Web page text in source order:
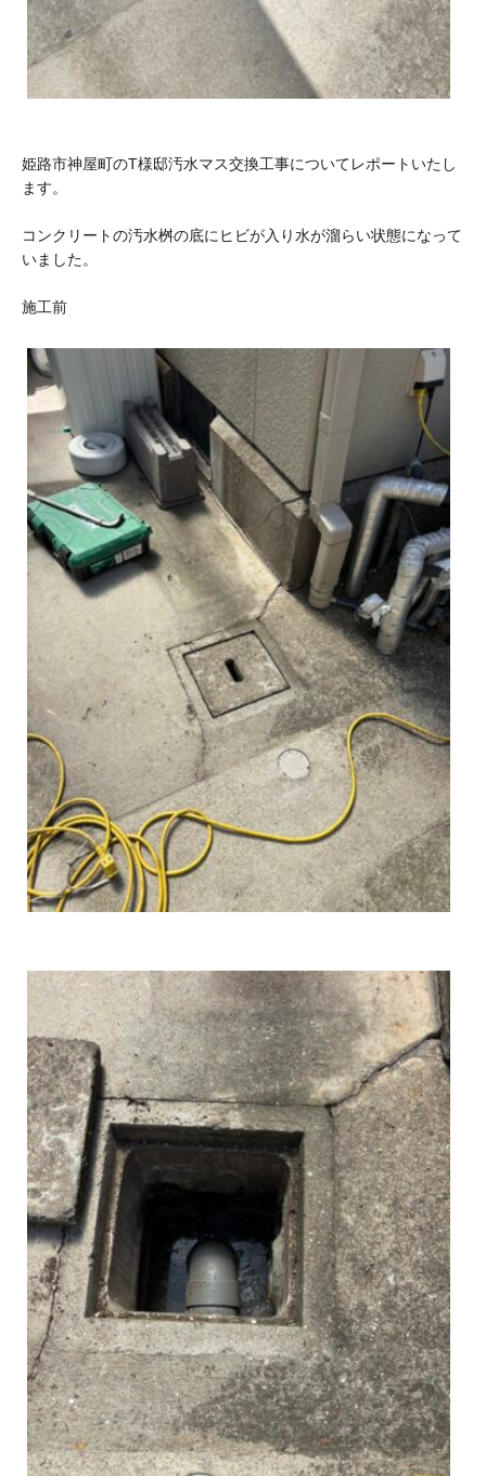
姫路市神屋町のT様邸汚水マス交換工事についてレポートいたし
ます。
コンクリートの汚水桝の底にヒビが入り水が溜らい状態になって
いました。
施工前